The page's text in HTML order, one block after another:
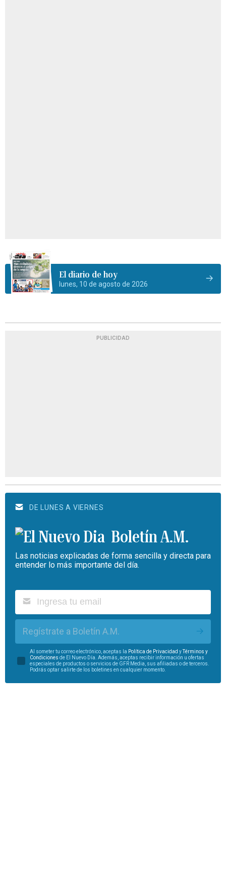
El diario de hoy
lunes, 10 de agosto de 2026
PUBLICIDAD
DE LUNES A VIERNES
Boletín A.M.
Las noticias explicadas de forma sencilla y directa para
entender lo más importante del día.
Regístrate a Boletín A.M.
Al someter tu correo electrónico, aceptas la Política de Privacidad yTérminos y
Condiciones de El Nuevo Día. Además, aceptas recibir información u ofertas
especiales de productos o servicios de GFR Media, sus afiliadas o de terceros.
Podrás optar salirte de los boletines en cualquier momento.